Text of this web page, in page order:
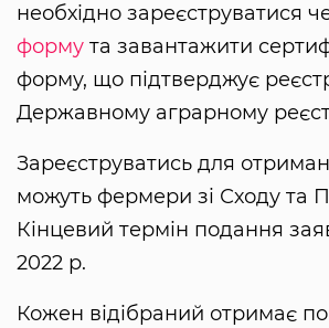
необхідно зареєструватися
форму та завантажити
форму, що підтверджує
Державному аграрному
Зареєструватись для
можуть фермери зі Сходу та
Кінцевий термін подання
2022 р.
Кожен відібраний отримає